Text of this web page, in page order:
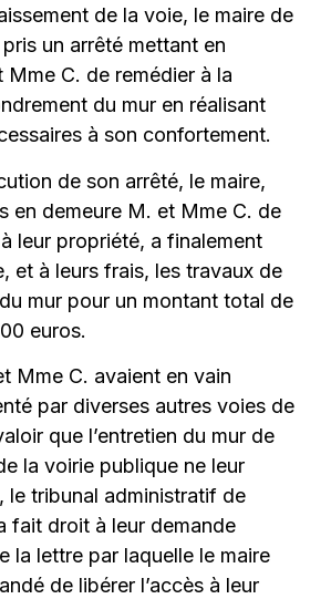
de la voie, le maire de
un arrêté mettant en
Mme C. de remédier à la
du mur en réalisant
à son confortement.
de son arrêté, le maire,
en demeure M. et Mme C. de
leur propriété, a finalement
et à leurs frais, les travaux de
mur pour un montant total de
euros.
Mme C. avaient en vain
par diverses autres voies de
que l’entretien du mur de
la voirie publique ne leur
le tribunal administratif de
fait droit à leur demande
la lettre par laquelle le maire
de libérer l’accès à leur